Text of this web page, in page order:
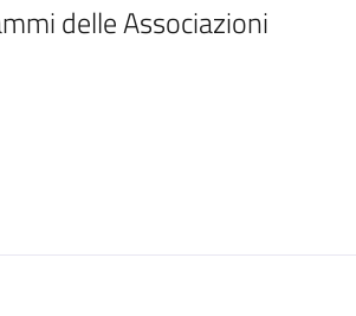
delle Associazioni